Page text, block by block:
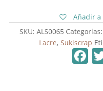
Añadir a
SKU: ALS0065 Categorías:
Lacre, Sukiscrap
F